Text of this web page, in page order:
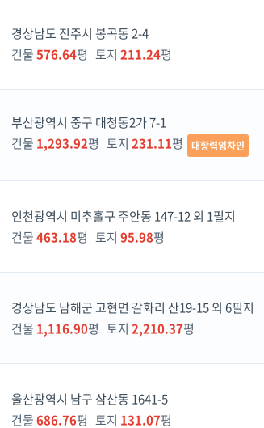
경상남도 진주시 봉곡동 2-4
건물576.64평 토지 211.24평
부산광역시 중구 대청동2가 7-1
건물 1,293.92평 토지 231.11평 대항력임차인
인천광역시 미추홀구 주안동 147-12 외 1필지
건물463.18평 토지 95.98평
경상남도 남해군 고현면 갈화리 산19-15 외 6필지
건물 1,116.90평 토지 2,210.37평
울산광역시 남구 삼산동 1641-5
건물686.76평 토지 131.07평